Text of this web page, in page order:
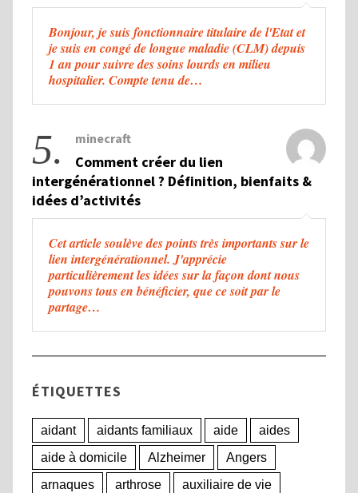
Bonjour, je suis fonctionnaire titulaire de l'Etat et
je suis en congé de longue maladie (CLM) depuis
1 an pour suivre des soins lourds en milieu
hospitalier. Compte tenu de…
5. minecraft
Comment créer du lien
intergénérationnel ? Définition, bienfaits &
idées d’activités
Cet article soulève des points très importants sur le
lien intergénérationnel. J'apprécie
particulièrement les idées sur la façon dont nous
pouvons tous en bénéficier, que ce soit par le
partage…
ÉTIQUETTES
aidant aidants familiaux aide
aides
aide à domicile
Alzheimer
Angers
arnaques
arthrose
auxiliaire de vie